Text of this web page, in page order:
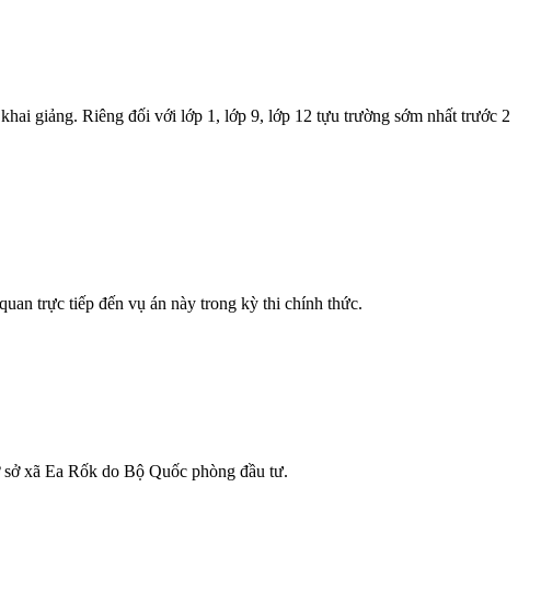
giảng. Riêng đối với lớp 1, lớp 9, lớp 12 tựu trường sớm nhất trước 2
trực tiếp đến vụ án này trong kỳ thi chính thức.
xã Ea Rốk do Bộ Quốc phòng đầu tư.